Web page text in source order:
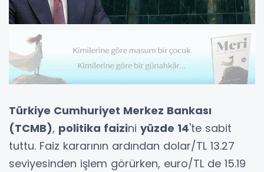
Türkiye Cumhuriyet Merkez Bankası
(TCMB), politika faizini yüzde 14'te sabit
tuttu. Faiz kararının ardından dolar/TL 13.27
seviyesinden işlem görürken, euro/TL de 15.19